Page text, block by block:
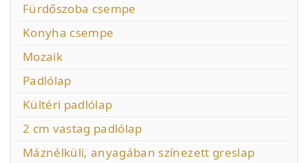
Fürdőszoba csempe
Konyha csempe
Mozaik
Padlólap
Kültéri padlólap
2 cm vastag padlólap
Máznélküli, anyagában színezett greslap